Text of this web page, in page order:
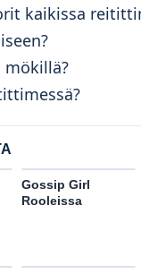
kaikissa
Gossip Girl
Rooleissa